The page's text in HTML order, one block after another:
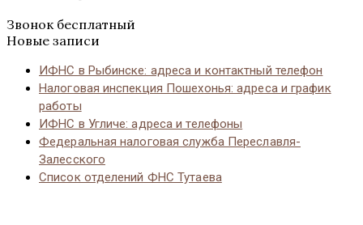
Звонок бесплатный
Новые записи
ИФНС в Рыбинске: адреса и контактный телефон
Налоговая инспекция Пошехонья: адреса и график
работы
ИФНС в Угличе: адреса и телефоны
Федеральная налоговая служба Переславля-
Залесского
Список отделений ФНС Тутаева